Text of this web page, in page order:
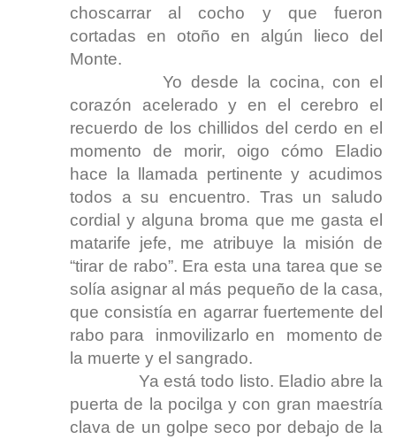
choscarrar al cocho y que fueron
cortadas en otoño en algún lieco del
Monte.
Yo desde la cocina, con el
corazón acelerado y en el cerebro el
recuerdo de los chillidos del cerdo en el
momento de morir, oigo cómo Eladio
hace la llamada pertinente y acudimos
todos a su encuentro. Tras un saludo
cordial y alguna broma que me gasta el
matarife jefe, me atribuye la misión de
“tirar de rabo”. Era esta una tarea que se
solía asignar al más pequeño de la casa,
que consistía en agarrar fuertemente del
rabo para inmovilizarlo en momento de
la muerte y el sangrado.
Ya está todo listo. Eladio abre la
puerta de la pocilga y con gran maestría
clava de un golpe seco por debajo de la